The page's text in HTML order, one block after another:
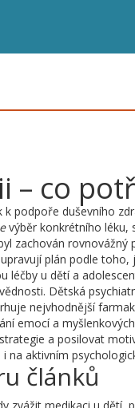
– co
podpoře duševního
výběr konkrétního léku,
zachován rovnovážný
plán podle toho,
léčby u dětí a
Dětská
nejvhodnější
emocí a
a posilovat
na aktivním
článků